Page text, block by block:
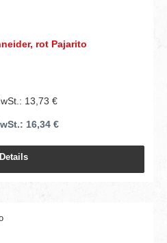
rot Pajarito
13,73 €
16,34 €
Details